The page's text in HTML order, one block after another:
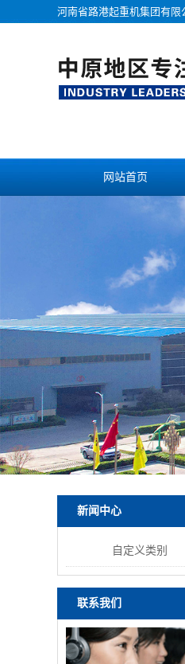
河南省路港起重机集团有限
网站首页
新闻中心
自定义类别
联系我们